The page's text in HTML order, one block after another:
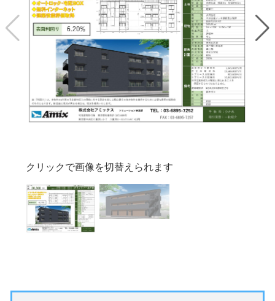
クリックで画像を切替えられます